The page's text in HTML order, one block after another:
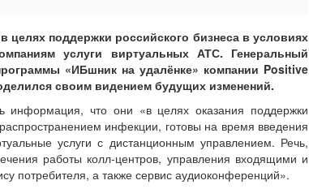
целях поддержки российского бизнеса в условиях
услуги виртуальных АТС. Генеральный
«ИБшник на удалёнке» компании Positive
своим видением будущих изменений.
информация, что они «в целях оказания поддержки
инфекции, готовы на время введения
услуги с дистанционным управлением. Речь,
работы колл-центров, управления входящими и
потребителя, а также сервис аудиоконференций».